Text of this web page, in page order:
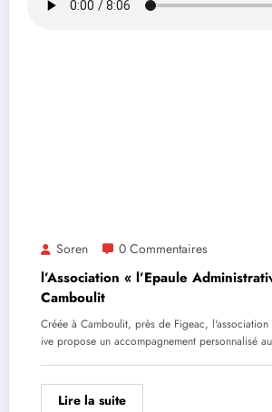
Soren 0 Commentaires
l’Association « l’Epaule
Camboulit
Créée à Camboulit, près de Figeac, l'association
ive propose un accompagnement personnalisé
Lire la suite